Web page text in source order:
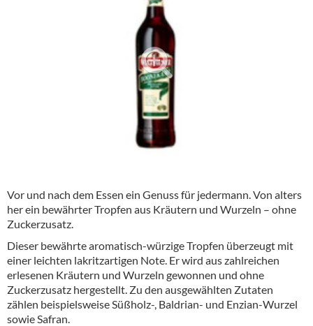
Vor und nach dem Essen ein Genuss für jedermann. Von alters
her ein bewährter Tropfen aus Kräutern und Wurzeln – ohne
Zuckerzusatz.
Dieser bewährte aromatisch-würzige Tropfen überzeugt mit
einer leichten lakritzartigen Note. Er wird aus zahlreichen
erlesenen Kräutern und Wurzeln gewonnen und ohne
Zuckerzusatz hergestellt. Zu den ausgewählten Zutaten
zählen beispielsweise Süßholz-, Baldrian- und Enzian-Wurzel
sowie Safran.